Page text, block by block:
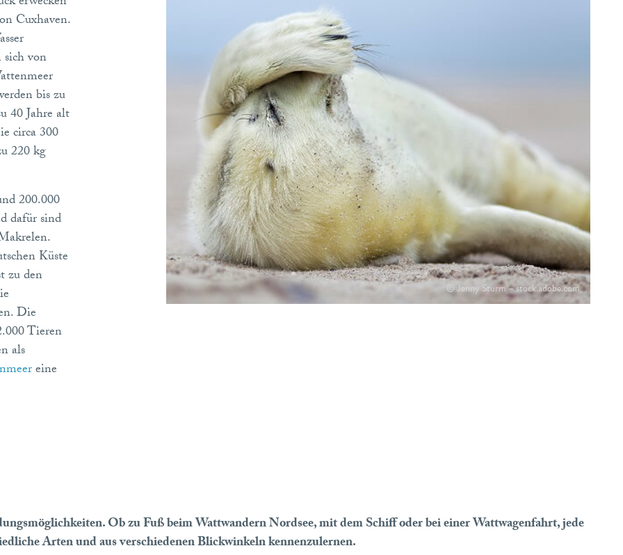
Cuxhaven.
von
bis zu
40 Jahre alt
circa 300
220 kg
200.000
dafür sind
Küste
zu den
Die
Tieren
als
eine
© Jenny Sturm – stock.adobe.com
Ob zu Fuß beim Wattwandern Nordsee, mit dem Schiff oder bei einer Wattwagenfahrt, jede
Arten und aus verschiedenen Blickwinkeln kennenzulernen.